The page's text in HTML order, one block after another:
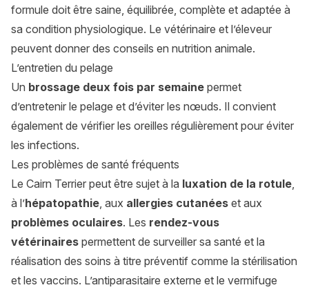
formule doit être saine, équilibrée, complète et adaptée à
sa condition physiologique. Le vétérinaire et l’éleveur
peuvent donner des conseils en nutrition animale.
L’entretien du pelage
Un brossage deux fois par semaine permet
d’entretenir le pelage et d’éviter les nœuds. Il convient
également de vérifier les oreilles régulièrement pour éviter
les infections.
Les problèmes de santé fréquents
Le Cairn Terrier peut être sujet à la luxation de la rotule,
à l’hépatopathie, aux allergies cutanées et aux
problèmes oculaires. Les rendez-vous
vétérinaires permettent de surveiller sa santé et la
réalisation des soins à titre préventif comme la stérilisation
et les vaccins. L’antiparasitaire externe et le vermifuge